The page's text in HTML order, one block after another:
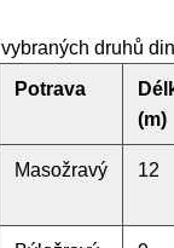
druhů
Potrava
(m)
Masožravý 12